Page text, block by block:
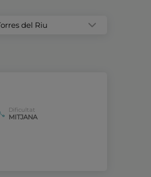
del Riu
Dificultat
MITJANA